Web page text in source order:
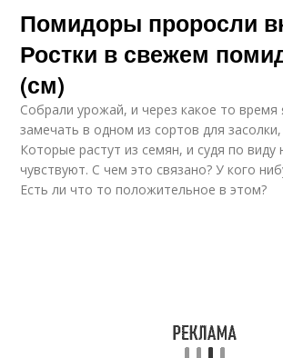
Помидоры проросли
Ростки в свежем
(см)
Собрали урожай, и через какое то время
замечать в одном из сортов для засолки,
Которые растут из семян, и судя по виду
чувствуют. С чем это связано? У кого
Есть ли что то положительное в этом?